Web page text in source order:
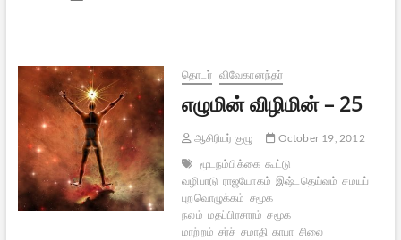
தொடர் விவேகானந்தர்
எழுமின் விழிமின் – 25
ஆசிரியர் குழு
October 19, 2012
மூடநம்பிக்கை கூட்டு
வழிபாடு ராஜயோகம் இஷ்டதெய்வம் சமயப்
புறவொழுக்கம் சமூக
நலம் மதப்பிரசாரம் சமூக
மாற்றம் சர்ச் சமாதி காபா சிலை